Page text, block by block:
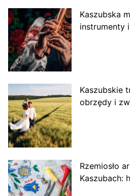
Kaszubska
instrumenty
Kaszubskie
obrzędy i
Rzemiosło
Kaszubach: